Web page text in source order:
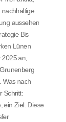
aussehen
Bis
Lünen
2025 an,
Was nach
Schritt:
ein Ziel. Diese